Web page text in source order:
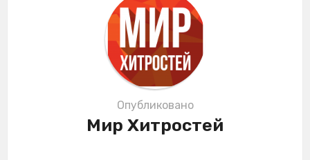
Опубликовано
Мир Хитростей